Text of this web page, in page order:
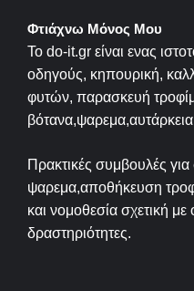
Φτιάχνω Μόνος Μου
Το do-it.gr είναι ενας
οδηγούς, κηπουρική,
φυτών, παρασκευή
βότανα,ψαρεμα,αυτάρκεια
Πρακτικές συμβουλές
ψαρεμα,αποθήκευση
και νομοθεσία σχετική με
δραστηριότητες.